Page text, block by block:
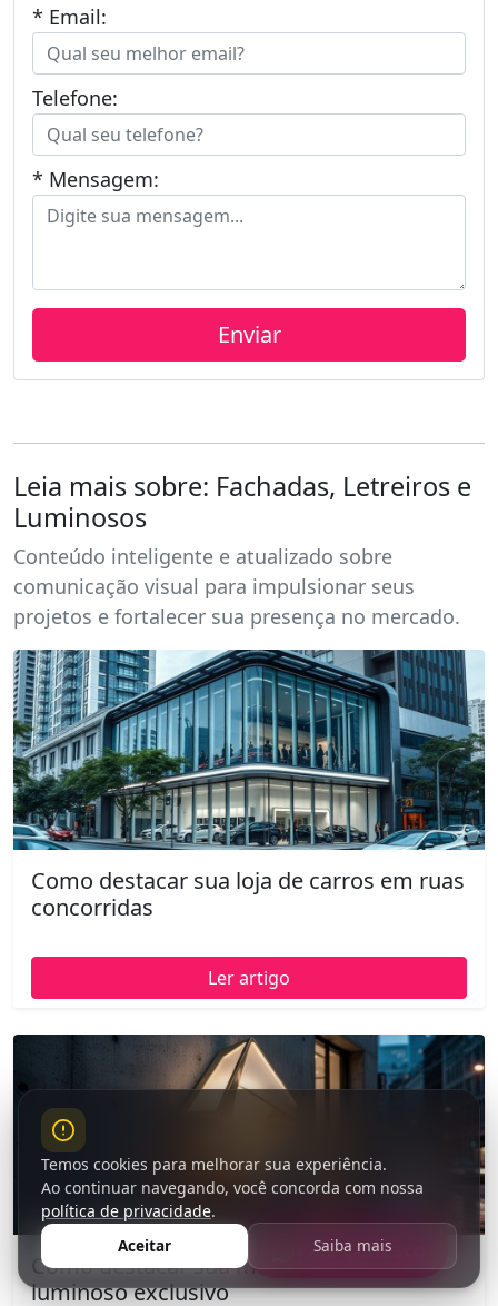
Fale Conosco
* Email:
Telefone:
* Mensagem:
Leia mais sobre: Fachadas, Letreiros e
Luminosos
Conteúdo inteligente e atualizado sobre
comunicação visual para impulsionar seus
projetos e fortalecer sua presença no mercado.
Como destacar sua loja de carros em ruas
concorridas
Ler artigo
Como destacar sua marca com um
luminoso exclusivo
Temos cookies para melhorar sua experiência.
Ao continuar navegando, você concorda com nossa
política de privacidade.
Aceitar
Saiba mais